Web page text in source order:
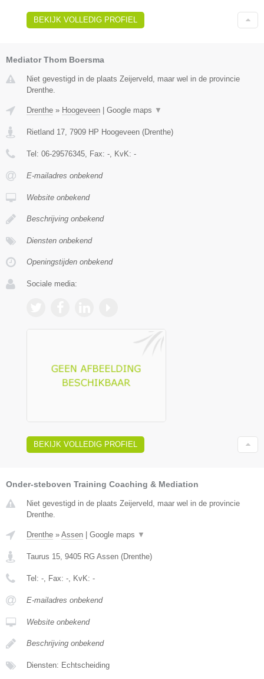
BEKIJK VOLLEDIG PROFIEL
Mediator Thom Boersma
Niet gevestigd in de plaats Zeijerveld, maar wel in de provincie
Drenthe.
Drenthe » Hoogeveen | Google maps ▼
Rietland 17 7909 HP Hoogeveen (Drenthe)
Tel: 06-29576345 , Fax: - , KvK: -
E-mailadres onbekend
Website onbekend
Beschrijving onbekend
Diensten onbekend
Openingstijden onbekend
Sociale media:
BEKIJK VOLLEDIG PROFIEL
Onder-steboven Training Coaching & Mediation
Niet gevestigd in de plaats Zeijerveld, maar wel in de provincie
Drenthe.
Drenthe » Assen Google maps ▼
Taurus 15, 9405 RG Assen (Drenthe)
Tel: -, Fax: -, KvK: -
E-mailadres onbekend
Website onbekend
Beschrijving onbekend
Diensten: Echtscheiding